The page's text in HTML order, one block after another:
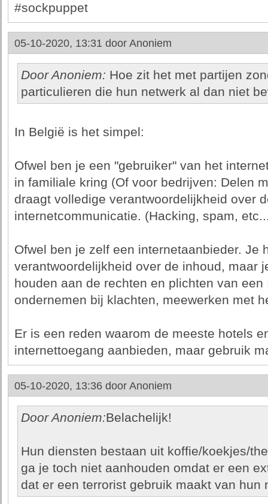
#sockpuppet
05-10-2020, 13:31 door Anoniem
Door Anoniem: Hoe zit het met partijen
particulieren die hun netwerk al dan niet
In België is het simpel:
Ofwel ben je een "gebruiker" van het
in familiale kring (Of voor bedrijven: Delen
draagt volledige verantwoordelijkheid over
internetcommunicatie. (Hacking, spam,
Ofwel ben je zelf een internetaanbieder. Je
verantwoordelijkheid over de inhoud, maar
houden aan de rechten en plichten van
ondernemen bij klachten, meewerken met
Er is een reden waarom de meeste hotels
internettoegang aanbieden, maar gebruik
05-10-2020, 13:36 door Anoniem
Door Anoniem:Belachelijk!
Hun diensten bestaan uit koffie/koekjes/
ga je toch niet aanhouden omdat er een
dat er een terrorist gebruik maakt van hun